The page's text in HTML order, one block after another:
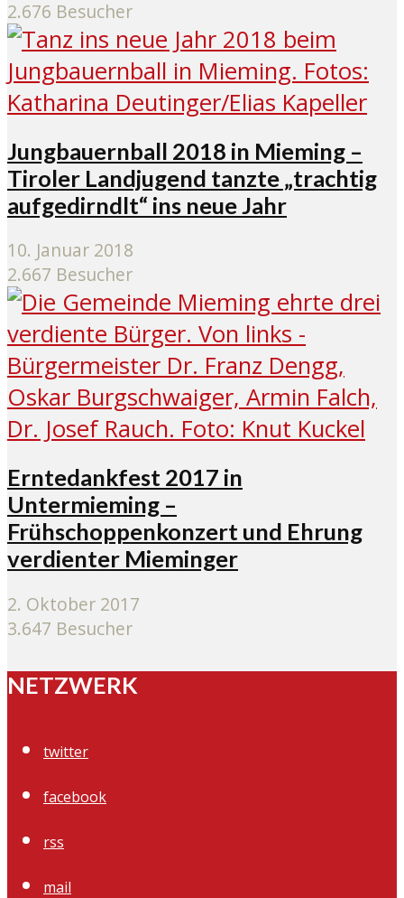
2.676 Besucher
Jungbauernball 2018 in Mieming –
Tiroler Landjugend tanzte „trachtig
aufgedirndlt“ ins neue Jahr
10. Januar 2018
2.667 Besucher
Erntedankfest 2017 in
Untermieming –
Frühschoppenkonzert und Ehrung
verdienter Mieminger
2. Oktober 2017
3.647 Besucher
NETZWERK
twitter
facebook
rss
mail